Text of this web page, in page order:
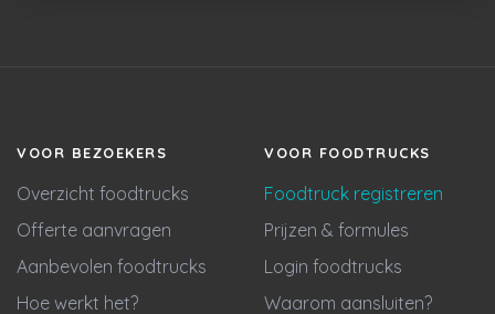
VOOR BEZOEKERS
Overzicht foodtrucks
Offerte aanvragen
Aanbevolen foodtrucks
Hoe werkt het?
VOOR FOODTRUCKS
Foodtruck registreren
Prijzen & formules
Login foodtrucks
Waarom aansluiten?